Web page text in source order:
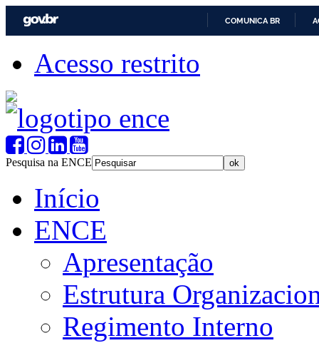
COMUNICA BR
Acesso restrito
Pesquisa na ENCE
Início
ENCE
Apresentação
Estrutura
Regimento Interno